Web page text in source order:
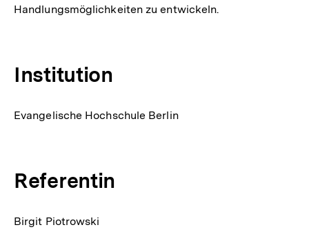
Handlungsmöglichkeiten zu entwickeln.
Institution
Evangelische Hochschule Berlin
Referentin
Birgit Piotrowski